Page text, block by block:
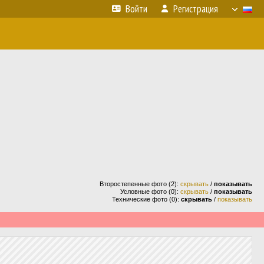
Войти Регистрация
Второстепенные фото (2): скрывать / показывать
Условные фото (0): скрывать / показывать
Технические фото (0): скрывать / показывать